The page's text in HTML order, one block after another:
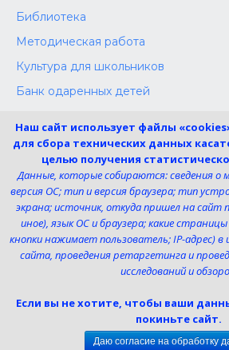
Библиотека
Методическая работа
Культура для школьников
Банк одаренных детей
Независимая оценка
Меры поддержки участников СВО
Телефон:
8 (4725) 240725
Электронная почта:
uk-dshi1@belgov.ru
Наш сайт использует файлы
для сбора технических данных
целью получения
Данные, которые собираются: сведения о
версия ОС; тип и версия браузера; тип
экрана; источник, откуда пришел на сайт
иное), язык ОС и браузера; какие
кнопки нажимает пользователь; IP-адрес) в
сайта, проведения ретаргетинга и
исследований и
Если вы не хотите, чтобы ваши
покиньте сайт.
Даю согласие на обработку